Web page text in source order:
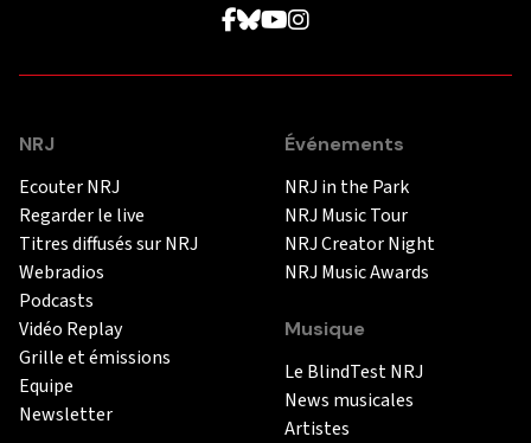
NRJ
Ecouter NRJ
Regarder le live
Titres diffusés sur NRJ
Webradios
Podcasts
Vidéo Replay
Grille et émissions
Equipe
Newsletter
Événements
NRJ in the Park
NRJ Music Tour
NRJ Creator Night
NRJ Music Awards
Musique
Le BlindTest NRJ
News musicales
Artistes